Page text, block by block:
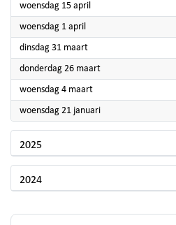
woensdag 15 april
woensdag 1 april
dinsdag 31 maart2026
donderdag 26 maart2026
woensdag 4 maart2026
woensdag 21 januari2026
2025
2024